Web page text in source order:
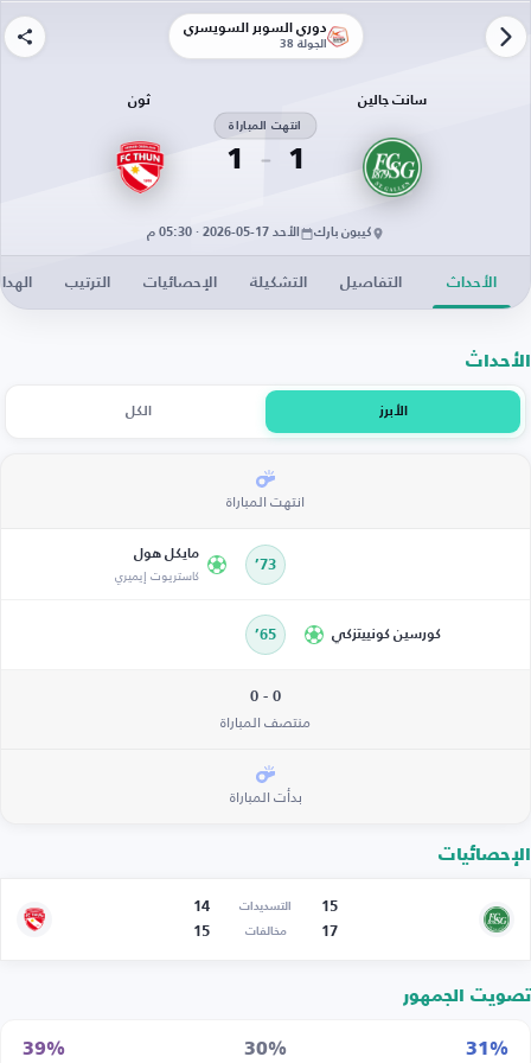
دوري السوبر السويسري
الجولة 38
سانت جالين
1
انتهت المباراة
1
ثون
كيبون بارك الأحد 17-05-2026 · 05:30 م
الأحداث التفاصيل التشكيلة الإحصائيات الترتيب
الأحداث
الأبرز الكل
انتهت المباراة
73’
مايكل هول
كاستريوت إيميري
كورسين كونييتزكي 65’
0 - 0
منتصف المباراة
بدأت المباراة
الإحصائيات
15 التسديدات
14
17
مخالفات 15
تصويت الجمهور
31%
30%
39%